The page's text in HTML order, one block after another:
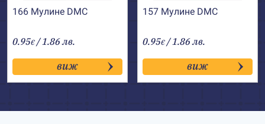
166 Мулине DMC
0.95€ / 1.86 лв.
виж
157 Мулине DMC
0.95€ / 1.86 лв.
виж